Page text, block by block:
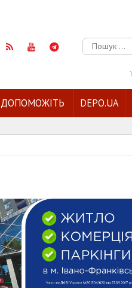
Пошук:
ДОПОМОЖІТЬ DEPO.UA